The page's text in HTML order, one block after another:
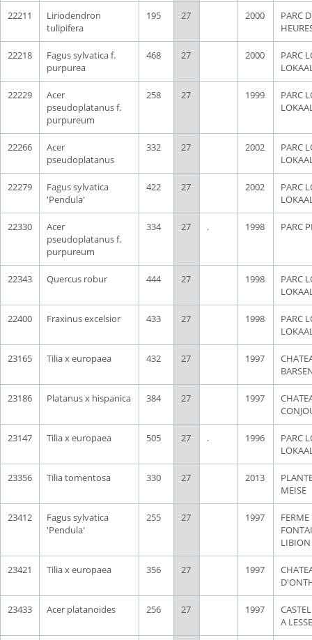
22211
Liriodendron
tulipifera
195 27 2000
PARC
22218
Fagus sylvatica f.
purpurea
468 27 2000
PARC
22229
Acer
pseudoplatanus f.
purpureum
258 27 1999
PARC
22266
Acer
pseudoplatanus
332 27 2002
PARC
22279
Fagus sylvatica
'Pendula'
422 27 2002
PARC
22330
Acer
pseudoplatanus f.
purpureum
334 27 . 1998 PARC
22343 Quercus robur 444 27 1998
PARC
22400 Fraxinus excelsior 433 27 1998
PARC
23165 Tilia x europaea 432 27 1997
23186 Platanus x hispanica 384 27 1997
23147 Tilia x europaea 505 27 . 1996
PARC
23356 Tilia tomentosa 330 27 2013
MEISE
23412
Fagus sylvatica
'Pendula'
255 27 1997
FERME
LIBION
23421 Tilia x europaea 356 27 1997
23433 Acer platanoides 256 27 1997
A LESSE